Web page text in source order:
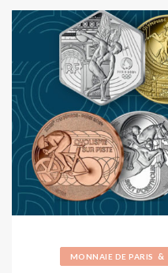
MONNAIE DE PARIS &